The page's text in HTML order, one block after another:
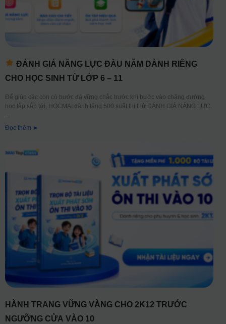
ĐÁNH GIÁ NĂNG LỰC ĐẦU NĂM DÀNH RIÊNG
CHO HỌC SINH TỪ LỚP 6 – 11
Để giúp các con có bước đà vững chắc trước khi bước vào chặng đường
học tập sắp tới, HOCMAI dành tặng 500 suất thi thử ĐÁNH GIÁ NĂNG LỰC.
Đọc thêm ➤
HÀNH TRANG VỮNG VÀNG CHO 2K12 TRƯỚC
NGƯỠNG CỬA VÀO 10